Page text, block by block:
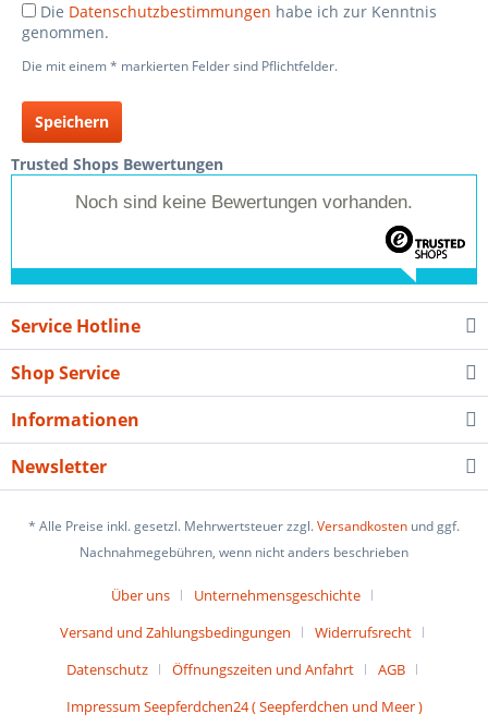
Die Datenschutzbestimmungen habe ich zur Kenntnis
genommen.
Die mit einem * markierten Felder sind Pflichtfelder.
Speichern
Trusted Shops Bewertungen
Noch sind keine Bewertungen vorhanden.
Service Hotline
Shop Service
Informationen
Newsletter
* Alle Preise inkl. gesetzl. Mehrwertsteuer zzgl.Versandkosten und ggf.
Nachnahmegebühren, wenn nicht anders beschrieben
Über uns
Unternehmensgeschichte
Versand und Zahlungsbedingungen
Widerrufsrecht
Datenschutz
Öffnungszeiten und Anfahrt
AGB
Impressum Seepferdchen24 ( Seepferdchen und Meer )